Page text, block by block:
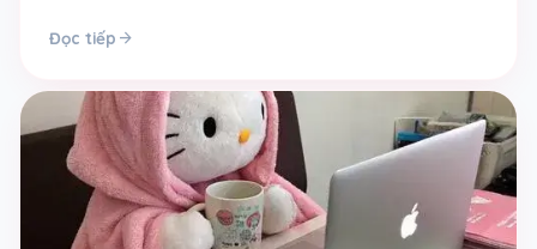
Đọc tiếp arrow_forward